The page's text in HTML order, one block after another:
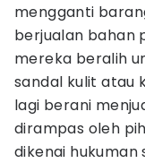
mengganti
berjualan bahan
mereka beralih
sandal kulit atau
lagi berani
dirampas oleh
dikenai